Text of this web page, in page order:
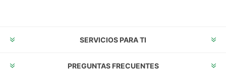
SERVICIOS PARA TI
PREGUNTAS FRECUENTES